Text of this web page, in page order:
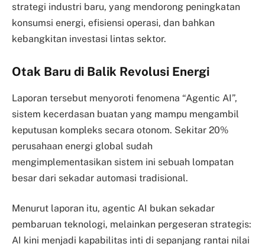
strategi industri baru, yang mendorong peningkatan
konsumsi energi, efisiensi operasi, dan bahkan
kebangkitan investasi lintas sektor.
Otak Baru di Balik Revolusi Energi
Laporan tersebut menyoroti fenomena “Agentic AI”,
sistem kecerdasan buatan yang mampu mengambil
keputusan kompleks secara otonom. Sekitar 20%
perusahaan energi global sudah
mengimplementasikan sistem ini sebuah lompatan
besar dari sekadar automasi tradisional.
Menurut laporan itu, agentic AI bukan sekadar
pembaruan teknologi, melainkan pergeseran strategis:
AI kini menjadi kapabilitas inti di sepanjang rantai nilai